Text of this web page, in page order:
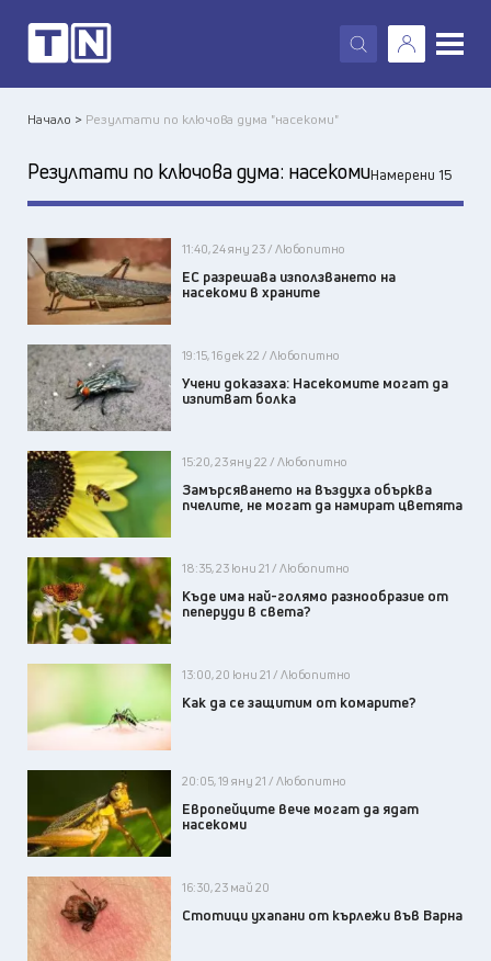
X
Начало > Резултати по ключова дума "насекоми"
Резултати по ключова дума: насекомиНамерени 15
11:40, 24 яну 23 / Любопитно
ЕС разрешава използването на
насекоми в храните
19:15, 16 дек 22 / Любопитно
Учени доказаха: Насекомите могат да
изпитват болка
15:20, 23 яну 22 / Любопитно
Замърсяването на въздуха обърква
пчелите, не могат да намират цветята
18:35, 23 юни 21 / Любопитно
Къде има най-голямо разнообразие от
пеперуди в света?
13:00, 20 юни 21 / Любопитно
Как да се защитим от комарите?
20:05, 19 яну 21 / Любопитно
Европейците вече могат да ядат
насекоми
16:30, 23 май 20
Стотици ухапани от кърлежи във Варна